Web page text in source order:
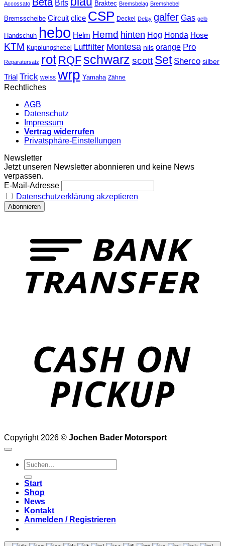
Accossato Bits Braktec Bremsbelag Bremshebel
Bremsscheibe Circuit clice CSP Deckel Delay galfer Gas gelb
Handschuh hebo Helm Hemd hinten Hog Honda Hose
KTM Kupplungshebel Luftfilter Montesa nils orange Pro
Reparatursatz rot RQF schwarz scott Set Sherco silber
Trial Trick weiss wrp Yamaha Zähne
Rechtliches
AGB
Datenschutz
Impressum
Vertrag widerrufen
Privatsphäre-Einstellungen
Newsletter
Jetzt unseren Newsletter abonnieren und keine News
verpassen.
E-Mail-Adresse
Datenschutzerklärung akzeptieren
Copyright 2026 © Jochen Bader Motorsport
Suchen
nach:
Start
Shop
News
Kontakt
Anmelden / Registrieren